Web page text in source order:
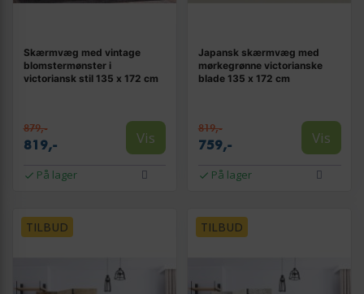
Skærmvæg med vintage
blomstermønster i
victoriansk stil 135 x 172 cm
879,-
819,- Vis
På lager
Japansk skærmvæg med
mørkegrønne victorianske
blade 135 x 172 cm
819,-
759,- Vis
På lager
TILBUD TILBUD